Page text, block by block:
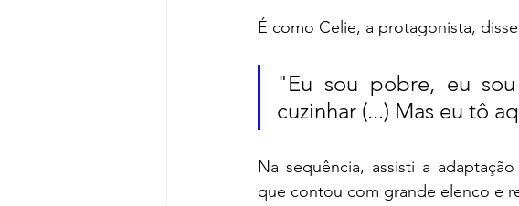
É como Celie, a protagonista,
"Eu sou pobre, eu
cuzinhar (...) Mas eu tô
Na sequência, assisti a
que contou com grande elenco e